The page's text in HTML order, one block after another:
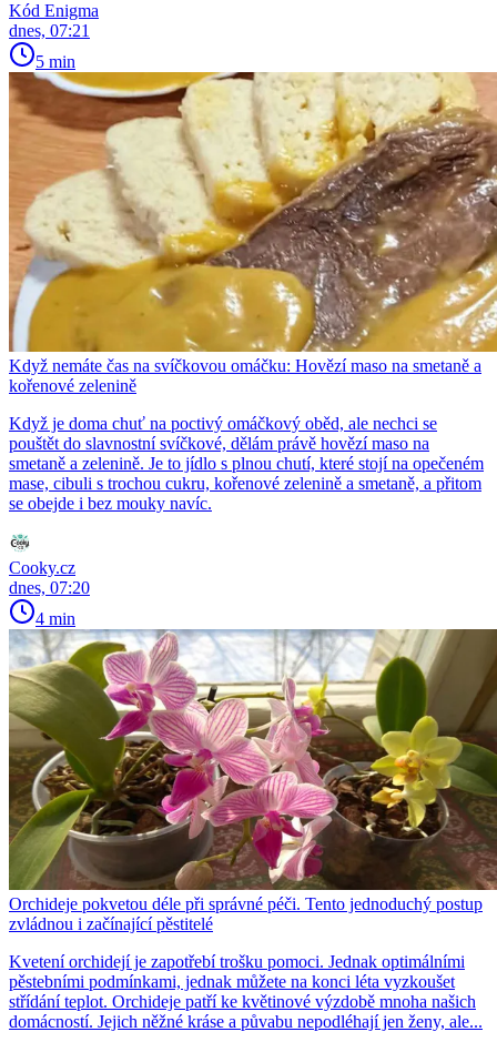
Kód Enigma
dnes, 07:21
5 min
Když nemáte čas na svíčkovou omáčku: Hovězí maso na smetaně a
kořenové zelenině
Když je doma chuť na poctivý omáčkový oběd, ale nechci se
pouštět do slavnostní svíčkové, dělám právě hovězí maso na
smetaně a zelenině. Je to jídlo s plnou chutí, které stojí na opečeném
mase, cibuli s trochou cukru, kořenové zelenině a smetaně, a přitom
se obejde i bez mouky navíc.
Cooky.cz
dnes, 07:20
4 min
Orchideje pokvetou déle při správné péči. Tento jednoduchý postup
zvládnou i začínající pěstitelé
Kvetení orchidejí je zapotřebí trošku pomoci. Jednak optimálními
pěstebními podmínkami, jednak můžete na konci léta vyzkoušet
střídání teplot. Orchideje patří ke květinové výzdobě mnoha našich
domácností. Jejich něžné kráse a půvabu nepodléhají jen ženy, ale...